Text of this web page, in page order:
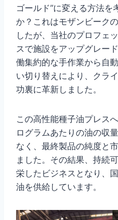
ゴールド”に変える方法を
か？これはモザンビーク
したが、当社のプロフェ
スで施設をアップグレー
働集約的な手作業から自
い切り替えにより、クラ
功裏に革新しました。
この高性能種子油プレス
ログラムあたりの油の収
なく、最終製品の純度と
ました。その結果、持続
栄したビジネスとなり、
油を供給しています。